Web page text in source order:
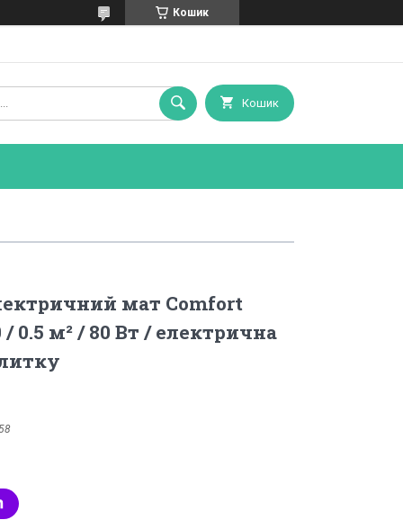
Кошик
Кошик
мат Comfort
/ 0.5 м² / 80 Вт / електрична